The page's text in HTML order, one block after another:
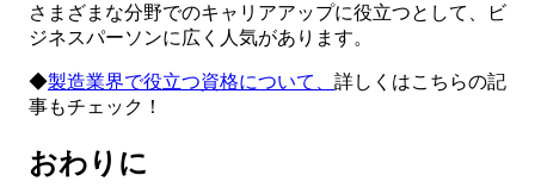
さまざまな分野でのキャリアアップに役立つとして、ビ
ジネスパーソンに広く人気があります。
◆製造業界で役立つ資格について、 詳しくはこちらの記
事もチェック！
おわりに